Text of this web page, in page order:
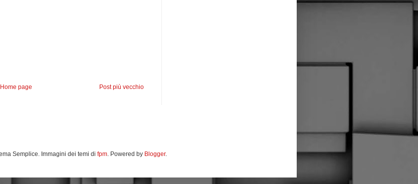
Post più vecchio
Home page
Semplice. Immagini dei temi di fpm. Powered by Blogger.